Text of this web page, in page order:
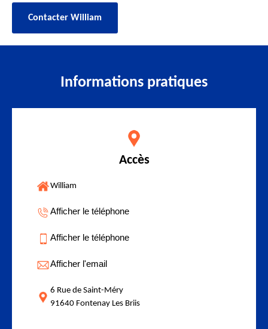
Contacter William
Informations pratiques
Accès
William
Afficher le téléphone
Afficher le téléphone
Afficher l'email
6 Rue de Saint-Méry
91640 Fontenay Les Briis